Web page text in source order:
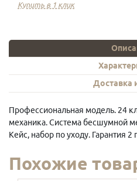
Купить в 1 клик
Доставка
Профессиональная модель. 24
механика. Система бесшумной
Кейс, набор по уходу. Гарантия 2
Похожие